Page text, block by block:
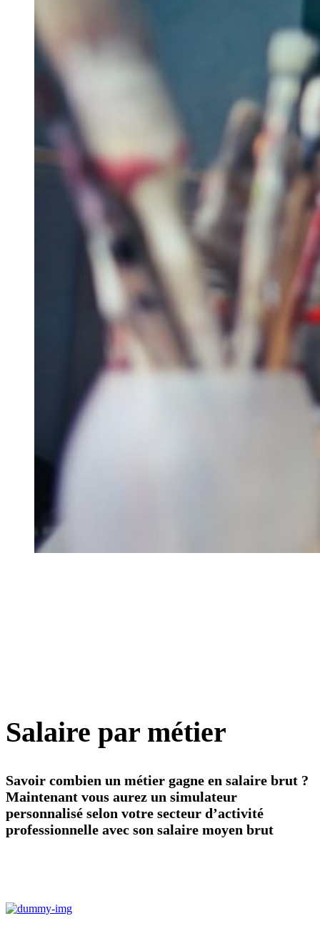
Salaire par métier
Savoir combien un métier gagne en salaire brut ?
Maintenant vous aurez un simulateur
personnalisé selon votre secteur d’activité
professionnelle avec son salaire moyen brut